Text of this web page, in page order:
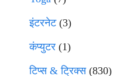
इंटरनेट(3)
कंप्युटर (1)
टिप्स & ट्रिक्स(830)